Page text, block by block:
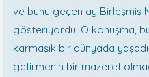
ve bunu geçen ay Birleşmiş
gösteriyordu. O konuşma,
karmaşık bir dünyada
getirmenin bir mazeret